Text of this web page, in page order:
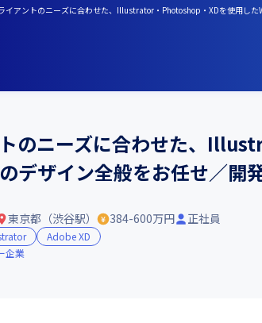
イアントのニーズに合わせた、Illustrator・Photoshop・XDを使用し
のニーズに合わせた、
デザイン全般をお任せ／開
東京都（渋谷駅） 384-600万円 正社員
Adobe XD
企業